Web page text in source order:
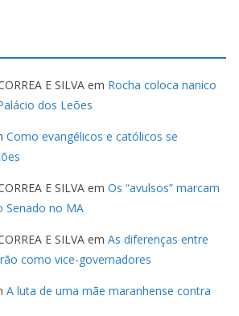
E SILVA em Rocha coloca nanico
dos Leões
Como evangélicos e católicos se
E SILVA em Os “avulsos” marcam
Senado no MA
E SILVA em As diferenças entre
como vice-governadores
A luta de uma mãe maranhense contra